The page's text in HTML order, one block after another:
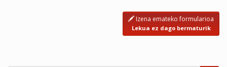
Izena emateko formularioa
Lekua ez dago bermaturik